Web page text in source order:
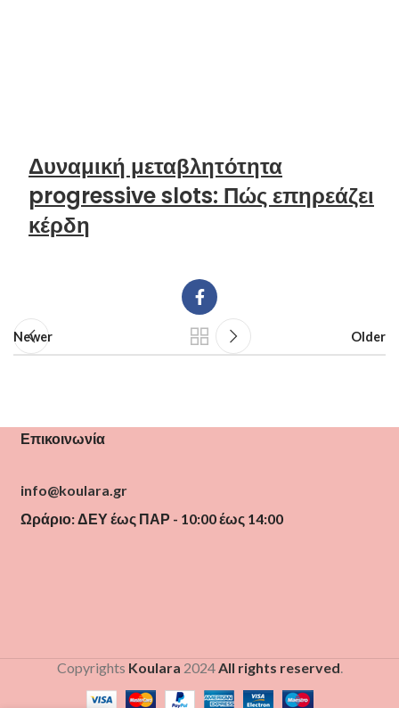
Δυναμική μεταβλητότητα
progressive slots: Πώς επηρεάζει
κέρδη
Newer Older
Επικοινωνία
info@koulara.gr
Ωράριο: ΔΕΥ έως ΠΑΡ - 10:00 έως 14:00
Copyrights Koulara 2024All rights reserved.